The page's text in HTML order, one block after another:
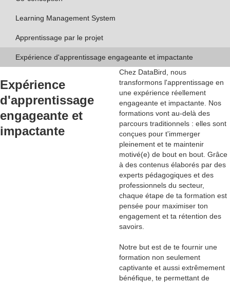
Learning Management System
Apprentissage par le projet
Expérience d'apprentissage engageante et impactante
Expérience
d'apprentissage
engageante et
impactante
Chez DataBird, nous
transformons l'apprentissage en
une expérience réellement
engageante et impactante . Nos
formations vont au-delà des
parcours traditionnels : elles sont
conçues pour t'immerger
pleinement et te maintenir
motivé(e) de bout en bout. Grâce
à des contenus élaborés par des
experts pédagogiques et des
professionnels du secteur,
chaque étape de ta formation est
pensée pour maximiser ton
engagement et ta rétention des
savoirs.
Notre but est de te fournir une
formation non seulement
captivante et aussi extrêmement
bénéfique, te permettant de